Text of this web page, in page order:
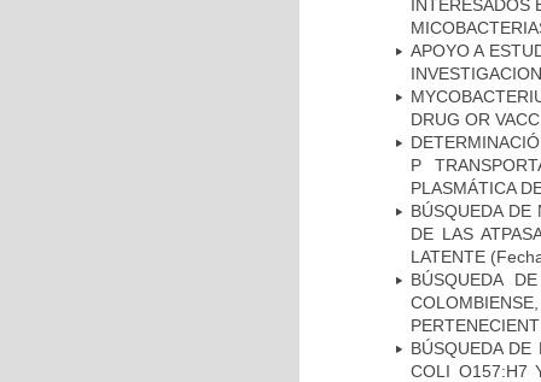
INTERESADOS
APOYO A
DRUG OR
P
PLASMÁTICA
BÚSQUEDA DE
DE LAS
LATENTE
BÚSQUEDA
BÚSQUEDA DE
COLI O157:H7